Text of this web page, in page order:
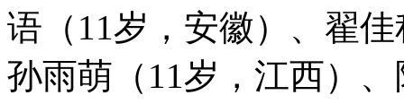
语（11岁，安徽）、翟
孙雨萌（11岁，江西）